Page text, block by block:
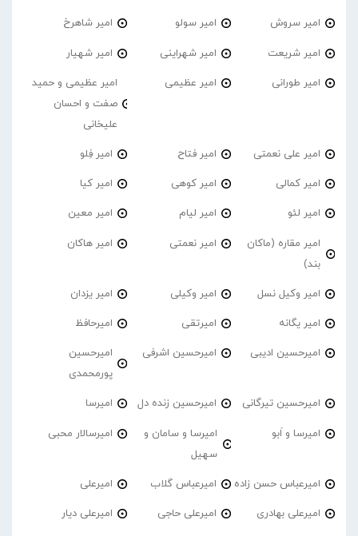
امیر سروش امیر سولو امیر شاهرخ
امیر شریعت امیر شهراینی امیر شهیار
امیر طورانی امیر عظیمی
امیر عظیمی و حمید
صفت و احسان
علیخانی
امیر علی نعمتی امیر فتاح امیر فِلو
امیر کمالی امیر کوهی امیر کیا
امیر لئو امیر لیام امیر معین
امیر مقاره (ماکان
بند)
امیر نعمتی امیر هاکان
امیر وکیل نسل امیر وکیلی امیر یزدان
امیر یگانه امیرتقی امیرحافظ
امیرحسین ادیبی امیرحسین اشرفی
امیرحسین
پورمحمدی
امیرحسین تیرگانی امیرحسین زنده دل امیرسا
امیرسا و اَبو
امیرسا و سامان و
سهیل
امیرسالار محبی
امیرعباس حسن زاده امیرعباس گلاب امیرعلی
امیرعلی بهادری امیرعلی حاجی امیرعلی دیار